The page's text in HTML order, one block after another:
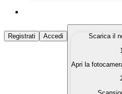
Acquista Criptovalute
Acquista le criptovalute
Converti le tue
Registrati Accedi
Scarica il
1
Apri la